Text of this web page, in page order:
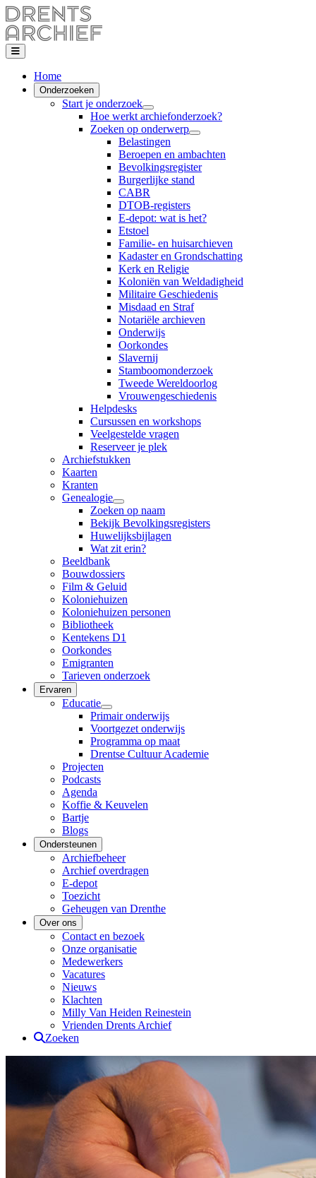
Home
Onderzoeken
Start je onderzoek
Hoe werkt archiefonderzoek?
Zoeken op onderwerp
Belastingen
Beroepen en ambachten
Bevolkingsregister
Burgerlijke stand
CABR
DTOB-registers
E-depot: wat is het?
Etstoel
Familie- en huisarchieven
Kadaster en Grondschatting
Kerk en Religie
Koloniën van Weldadigheid
Militaire Geschiedenis
Misdaad en Straf
Notariële archieven
Onderwijs
Oorkondes
Slavernij
Stamboomonderzoek
Tweede Wereldoorlog
Vrouwengeschiedenis
Helpdesks
Cursussen en workshops
Veelgestelde vragen
Reserveer je plek
Archiefstukken
Kaarten
Kranten
Genealogie
Zoeken op naam
Bekijk Bevolkingsregisters
Huwelijksbijlagen
Wat zit erin?
Beeldbank
Bouwdossiers
Film & Geluid
Koloniehuizen
Koloniehuizen personen
Bibliotheek
Kentekens D1
Oorkondes
Emigranten
Tarieven onderzoek
Ervaren
Educatie
Primair onderwijs
Voortgezet onderwijs
Programma op maat
Drentse Cultuur Academie
Projecten
Podcasts
Agenda
Koffie & Keuvelen
Bartje
Blogs
Ondersteunen
Archiefbeheer
Archief overdragen
E-depot
Toezicht
Geheugen van Drenthe
Over ons
Contact en bezoek
Onze organisatie
Medewerkers
Vacatures
Nieuws
Klachten
Milly Van Heiden Reinestein
Vrienden Drents Archief
Zoeken
Drents Archief